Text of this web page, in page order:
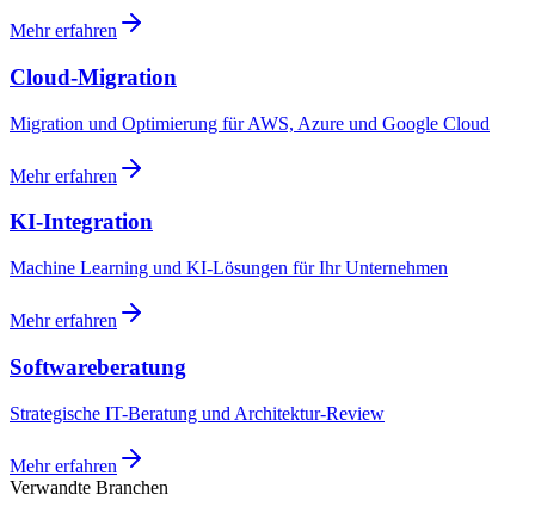
Mehr erfahren
Cloud-Migration
Migration und Optimierung für AWS, Azure und Google Cloud
Mehr erfahren
KI-Integration
Machine Learning und KI-Lösungen für Ihr Unternehmen
Mehr erfahren
Softwareberatung
Strategische IT-Beratung und Architektur-Review
Mehr erfahren
Verwandte Branchen